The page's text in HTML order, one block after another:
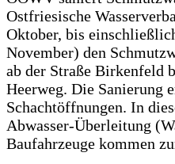
Ostfriesische
Oktober, bis
November) den
ab der Straße Birkenfeld
Heerweg. Die Sanierung
Schachtöffnungen. In
Abwasser-Überleitung
Baufahrzeuge kommen